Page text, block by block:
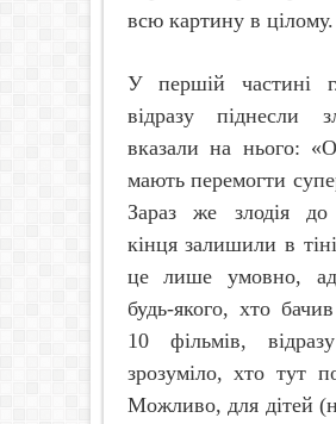
всю картину в цілому.
У першій частині
відразу піднесли
вказали на нього:
мають перемогти
Зараз же злодія до
кінця залишили в
це лише умовно,
будь-якого, хто
10 фільмів,
зрозуміло, хто тут
Можливо, для дітей